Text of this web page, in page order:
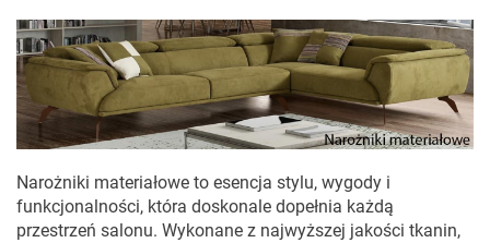
Narożniki materiałowe to esencja stylu, wygody i
funkcjonalności, która doskonale dopełnia każdą
przestrzeń salonu. Wykonane z najwyższej jakości tkanin,